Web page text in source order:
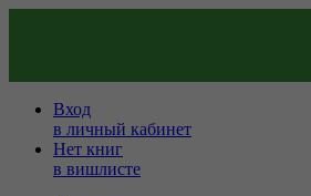
Вход
в личный кабинет
Нет книг
в вишлисте